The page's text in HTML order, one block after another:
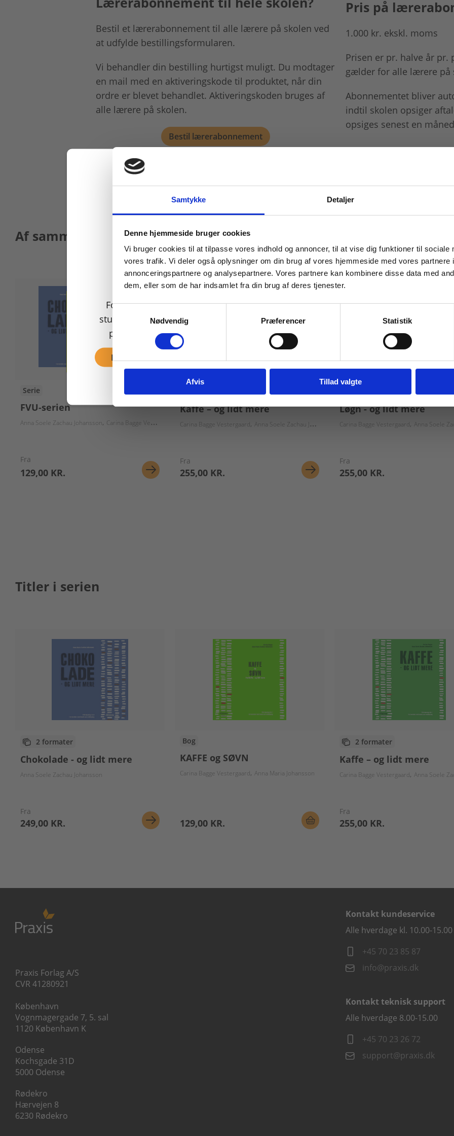
Samtykke Detaljer
Denne hjemmeside bruger cookies
Vi bruger cookies til at tilpasse vores indhold og annoncer, til at vise dig funktioner til sociale
vores trafik. Vi deler også oplysninger om din brug af vores hjemmeside med vores partnere
annonceringspartnere og analysepartnere. Vores partnere kan kombinere disse data med
dem, eller som de har indsamlet fra din brug af deres tjenester.
Samtykkevalg
Nødvendig
Præferencer Statistik
Afvis Tillad valgte
Bestil et lærerabonnement til alle lærere på skolen ved
at udfylde bestillingsformularen.
Vi behandler din bestilling hurtigst muligt. Du modtager
en mail med en aktiveringskode til produktet, når din
ordre er blevet behandlet. Aktiveringskoden bruges af
alle lærere på skolen.
Bestil lærerabonnement
Pris på
1.000 kr. ekskl. moms
Prisen er pr. halve år
gælder for alle lærere på
Abonnementet bliver
indtil skolen opsiger
opsiges senest en
Af samme forfatter
Serie
FVU-serien
Anna Soele Zachau Johansson Carina Bagge Vestergaard Anna Maria Johansson
Fra
129,00 KR.
Kaffe – og lidt mere
Carina Bagge Vestergaard Anna Soele Zachau Johansson
Fra
255,00 KR.
Løgn - og lidt mere
Carina Bagge Vestergaard Anna Soele Zachau
Fra
255,00 KR.
Titler i serien
2 formater
Chokolade - og lidt mere
Anna Soele Zachau Johansson
Fra
249,00 KR.
Bog
KAFFE og SØVN
Carina Bagge Vestergaard Anna Maria Johansson
129,00 KR.
2 formater
Kaffe – og lidt mere
Carina Bagge Vestergaard Anna Soele Zachau
Fra
255,00 KR.
Praxis Forlag A/S
CVR 41280921
København
Vognmagergade 7, 5. sal
1120 København K
Odense
Kochsgade 31D
5000 Odense
Rødekro
Hærvejen 8
6230 Rødekro
Kontakt kundeservice
Alle hverdage kl. 10.00-15.00
+45 70 23 85 87
info@praxis.dk
Kontakt teknisk support
Alle hverdage 8.00-15.00
+45 70 23 26 72
support@praxis.dk
Køb læremidler og find masterclasses mm.
For privatkunder og
studerende. Du får vist
priser inkl. moms.
Fortsæt som privat
For institutioner og
virksomheder. Du får
vist priser ekskl. moms.
Tilgå